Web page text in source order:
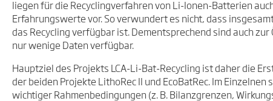
liegen für die Recyclingverfahren von Li-Ionen-Batterien
Erfahrungswerte vor. So verwundert es nicht, dass
das Recycling verfügbar ist. Dementsprechend sind auch
nur wenige Daten verfügbar.
Hauptziel des Projekts LCA-Li-Bat-Recycling ist daher die
der beiden Projekte LithoRec II und EcoBatRec. Im
wichtiger Rahmenbedingungen (z. B. Bilanzgrenzen,